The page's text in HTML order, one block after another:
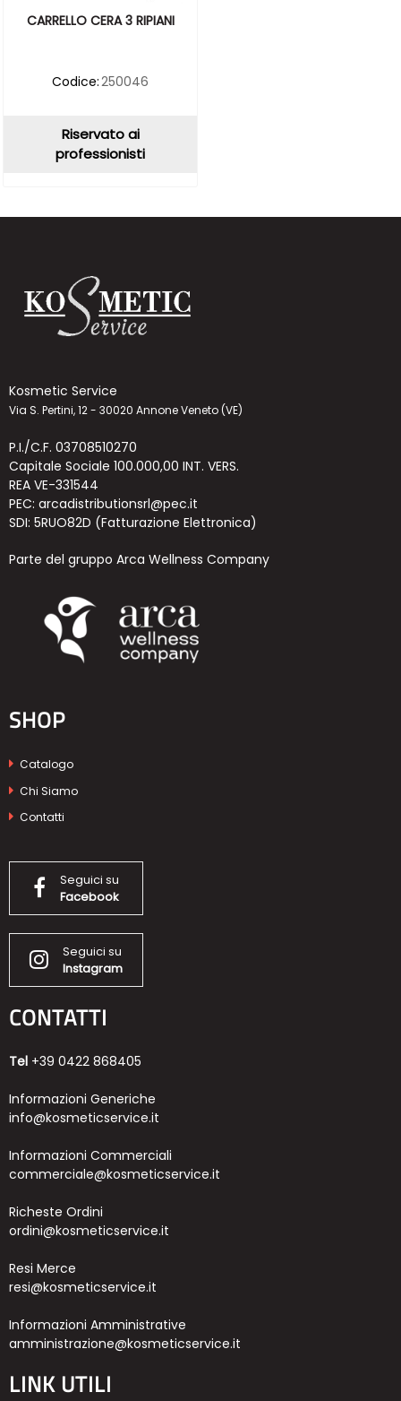
CARRELLO CERA 3 RIPIANI
Codice:250046
Riservato ai
professionisti
Kosmetic Service
Via S. Pertini, 12 - 30020 Annone Veneto (VE)
P.I./C.F. 03708510270
Capitale Sociale 100.000,00 INT. VERS.
REA VE-331544
PEC: arcadistributionsrl@pec.it
SDI: 5RUO82D (Fatturazione Elettronica)
Parte del gruppo Arca Wellness Company
SHOP
Catalogo
Chi Siamo
Contatti
Seguici su
Facebook
Seguici su
Instagram
CONTATTI
Tel +39 0422 868405
Informazioni Generiche
info@kosmeticservice.it
Informazioni Commerciali
commerciale@kosmeticservice.it
Richeste Ordini
ordini@kosmeticservice.it
Resi Merce
resi@kosmeticservice.it
Informazioni Amministrative
amministrazione@kosmeticservice.it
LINK UTILI